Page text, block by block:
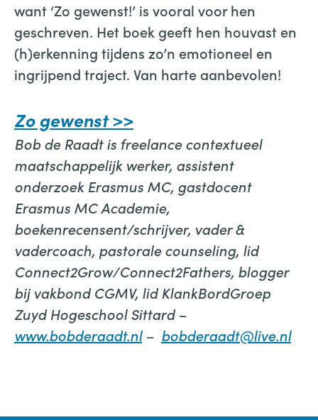
want ‘Zo gewenst!’ is vooral voor hen
geschreven. Het boek geeft hen houvast en
(h)erkenning tijdens zo’n emotioneel en
ingrijpend traject. Van harte aanbevolen!
Zo gewenst>>
Bob de Raadt is freelance contextueel
maatschappelijk werker, assistent
onderzoek Erasmus MC, gastdocent
Erasmus MC Academie,
boekenrecensent/schrijver, vader &
vadercoach, pastorale counseling, lid
Connect2Grow/Connect2Fathers, blogger
bij vakbond CGMV, lid KlankBordGroep
Zuyd Hogeschool Sittard –
www.bobderaadt.nl– bobderaadt@live.nl